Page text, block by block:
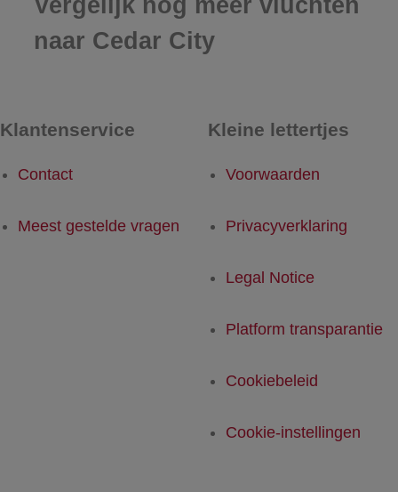
Vergelijk nog meer vluchten
naar Cedar City
Klantenservice
Contact
Meest gestelde vragen
Kleine lettertjes
Voorwaarden
Privacyverklaring
Legal Notice
Platform transparantie
Cookiebeleid
Cookie-instellingen